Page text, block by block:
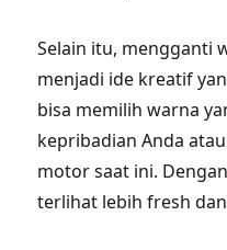
Selain itu, mengganti
menjadi ide kreatif
bisa memilih warna
kepribadian Anda
motor saat ini.
terlihat lebih fresh